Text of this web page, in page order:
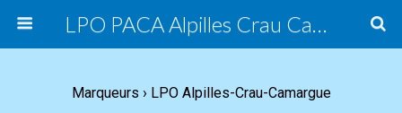
LPO PACA Alpilles Crau Camargue, groupe local
Marqueurs › LPO Alpilles-Crau-Camargue